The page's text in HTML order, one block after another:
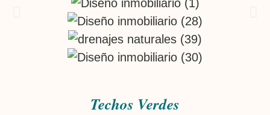
Techos Verdes